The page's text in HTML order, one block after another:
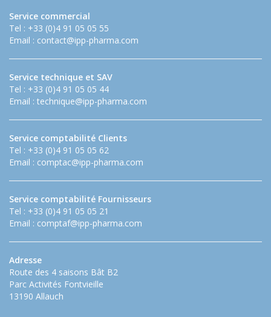
Service commercial
Tel : +33 (0)4 91 05 05 55
Email : contact@ipp-pharma.com
Service technique et SAV
Tel : +33 (0)4 91 05 05 44
Email : technique@ipp-pharma.com
Service comptabilité Clients
Tel : +33 (0)4 91 05 05 62
Email : comptac@ipp-pharma.com
Service comptabilité Fournisseurs
Tel : +33 (0)4 91 05 05 21
Email : comptaf@ipp-pharma.com
Adresse
Route des 4 saisons Bât B2
Parc Activités Fontvieille
13190 Allauch